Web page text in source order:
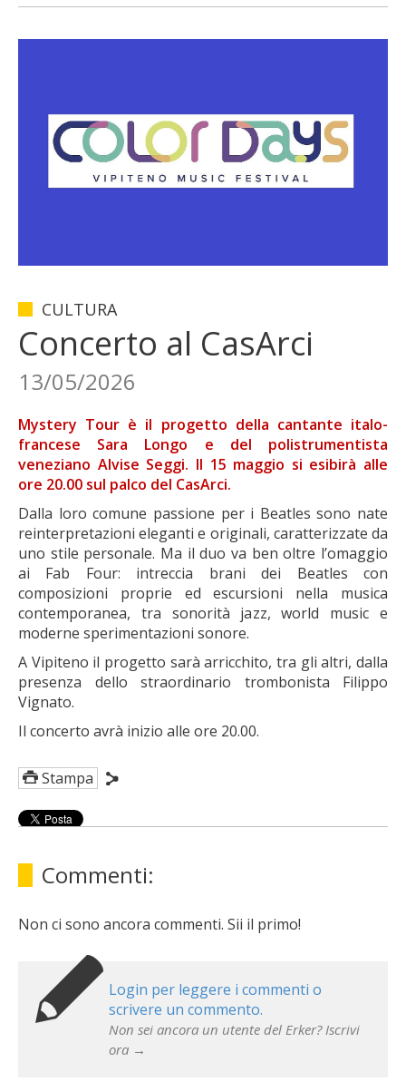
CULTURA
Concerto al CasArci
13/05/2026
Mystery Tour è il progetto della cantante italo-
francese Sara Longo e del polistrumentista
veneziano Alvise Seggi. Il 15 maggio si esibirà alle
ore 20.00 sul palco del CasArci.
Dalla loro comune passione per i Beatles sono nate
reinterpretazioni eleganti e originali, caratterizzate da
uno stile personale. Ma il duo va ben oltre l’omaggio
ai Fab Four: intreccia brani dei Beatles con
composizioni proprie ed escursioni nella musica
contemporanea, tra sonorità jazz, world music e
moderne sperimentazioni sonore.
A Vipiteno il progetto sarà arricchito, tra gli altri, dalla
presenza dello straordinario trombonista Filippo
Vignato.
Il concerto avrà inizio alle ore 20.00.
Stampa
Commenti:
Non ci sono ancora commenti. Sii il primo!
Login per leggere i commenti o
scrivere un commento.
Non sei ancora un utente del Erker? Iscrivi
ora →